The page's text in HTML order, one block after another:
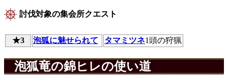
討伐対象の集会所クエスト
★3 泡狐に魅せられて タマミツネ1頭の狩猟
泡狐竜の錦ヒレの使い道